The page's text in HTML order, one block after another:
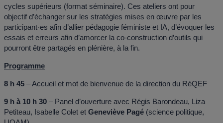
cycles supérieurs (format séminaire). Ces ateliers ont pour
objectif d’échanger sur les stratégies mises en œuvre par les
participant·es afin d’allier pédagogie féministe et IA, d’évoquer les
essais et erreurs afin d’amorcer la co-construction d’outils qui
pourront être partagés en plénière, à la fin.
Programme
8 h 45 – Accueil et mot de bienvenue de la direction du RéQEF
9 h à 10 h 30 – Panel d’ouverture avec Régis Barondeau, Liza
Petiteau, Isabelle Colet et Geneviève Pagé (science politique,